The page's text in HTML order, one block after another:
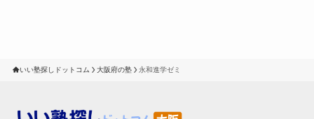
いい塾探しドットコム 大阪府の塾 永和進学ゼミ